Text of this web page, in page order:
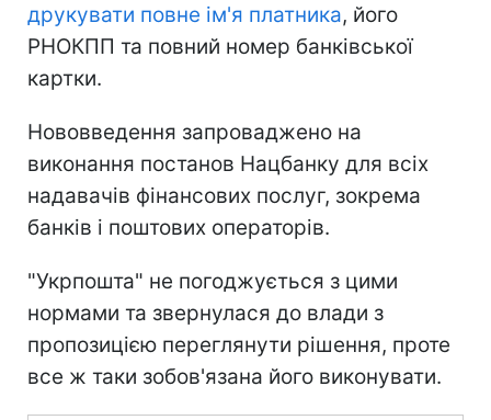
друкувати повне ім'я платника, його
РНОКПП та повний номер банківської
картки.
Нововведення запроваджено на
виконання постанов Нацбанку для всіх
надавачів фінансових послуг, зокрема
банків і поштових операторів.
"Укрпошта" не погоджується з цими
нормами та звернулася до влади з
пропозицією переглянути рішення, проте
все ж таки зобов'язана його виконувати.